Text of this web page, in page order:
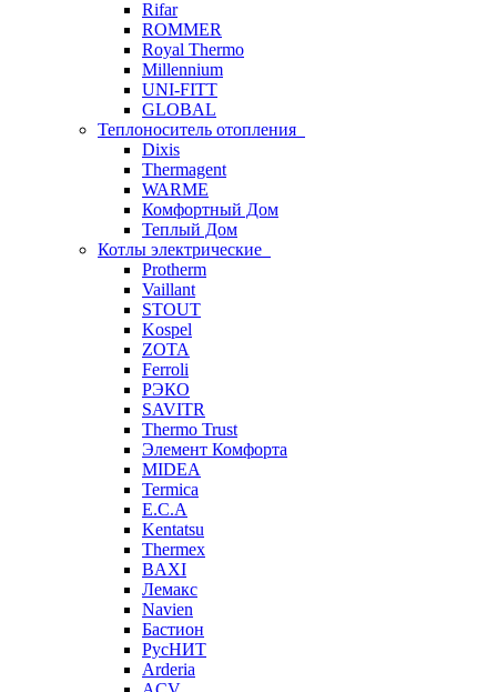
Rifar
ROMMER
Royal Thermo
Millennium
UNI-FITT
GLOBAL
Теплоноситель отопления
Dixis
Thermagent
WARME
Комфортный Дом
Теплый Дом
Котлы электрические
Protherm
Vaillant
STOUT
Kospel
ZOTA
Ferroli
РЭКО
SAVITR
Thermo Trust
Элемент Комфорта
MIDEA
Termica
E.C.A
Kentatsu
Thermex
BAXI
Лемакс
Navien
Бастион
РусНИТ
Arderia